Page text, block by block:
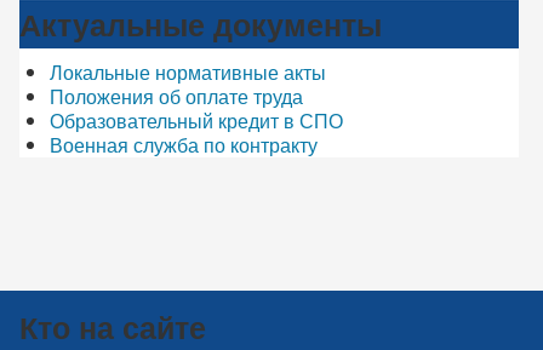
Актуальные документы
Локальные нормативные акты
Положения об оплате труда
Образовательный кредит в СПО
Военная служба по контракту
Кто на сайте